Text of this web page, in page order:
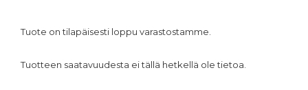
Tuote on tilapäisesti loppu varastostamme.
Tuotteen saatavuudesta ei tällä hetkellä ole tietoa.